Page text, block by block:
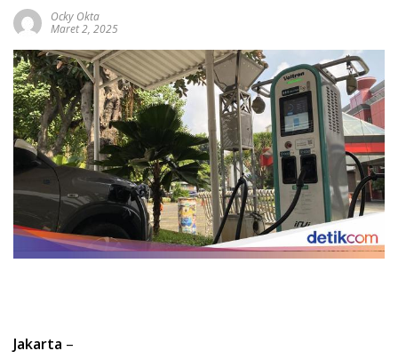
Ocky Okta
Maret 2, 2025
Jakarta –